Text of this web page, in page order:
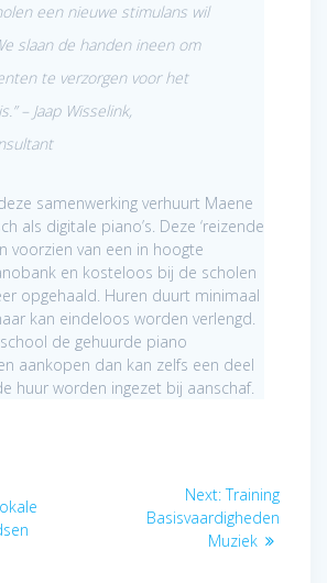
een nieuwe stimulans wil
slaan de handen ineen om
te verzorgen voor het
– Jaap Wisselink,
samenwerking verhuurt Maene
als digitale piano’s. Deze ‘reizende
voorzien van een in hoogte
en kosteloos bij de scholen
opgehaald. Huren duurt minimaal
kan eindeloos worden verlengd.
de gehuurde piano
aankopen dan kan zelfs een deel
huur worden ingezet bij aanschaf.
Next:Next
post:
Training
Basisvaardigheden
Muziek